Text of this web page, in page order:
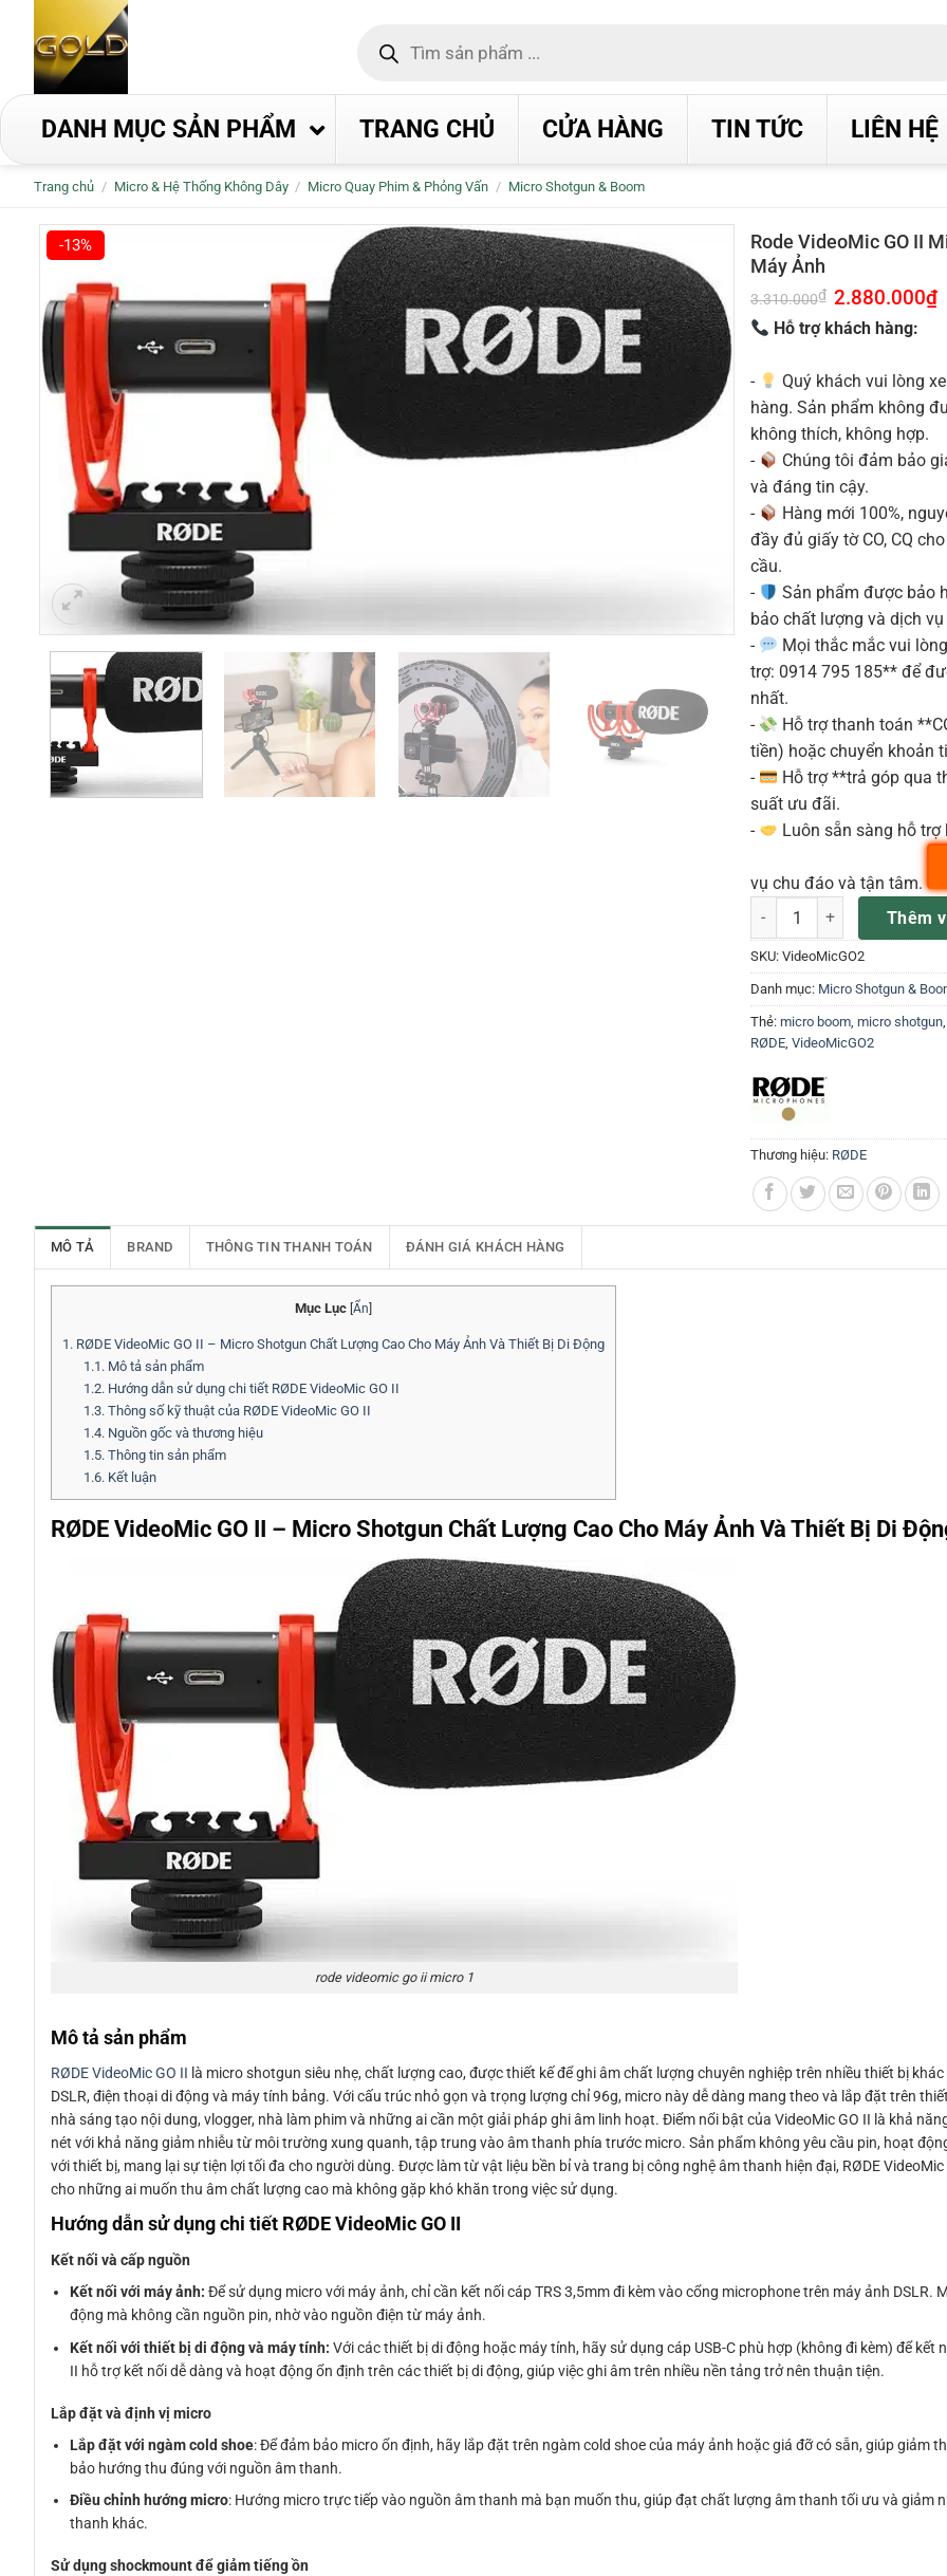
dung
kiếm
DANH MỤC SẢN PHẨM TRANG CHỦ CỬA HÀNG TIN TỨC LIÊN HỆ
Trang chủ / Micro & Hệ Thống Không Dây / Micro Quay Phim & Phỏng Vấn / Micro Shotgun & Boom
-13%
Rode VideoMic GO II
Máy Ảnh
3.310.000₫ Giá
gốc
là:
3.310.000₫.
2.880.000₫
Hỗ trợ khách hàng:
-
Quý khách vui lòng
hàng. Sản phẩm không
không thích, không hợp.
-
Chúng tôi đảm bảo
và đáng tin cậy.
-
Hàng mới 100%,
đầy đủ giấy tờ CO, CQ
cầu.
-
Sản phẩm được bảo
bảo chất lượng và dịch
-
Mọi thắc mắc vui
trợ: 0914 795 185** để
nhất.
-
Hỗ trợ thanh toán
tiền) hoặc chuyển khoản
-
Hỗ trợ **trả góp qua
suất ưu đãi.
-
Luôn sẵn sàng hỗ
vụ chu đáo và tận tâm.
Rode VideoMic GO II Micro
Thêm
SKU: VideoMicGO2
Danh mục: Micro Shotgun &
Thẻ: micro boom, micro shotgun,
RØDE, VideoMicGO2
Thương hiệu: RØDE
MÔ TẢ BRAND THÔNG TIN THANH TOÁN ĐÁNH GIÁ KHÁCH HÀNG
Mục Lục Ẩn
1. RØDE VideoMic GO II – Micro Shotgun Chất Lượng Cao Cho Máy Ảnh Và Thiết Bị Di Động
1.1.Mô tả sản phẩm
1.2.Hướng dẫn sử dụng chi tiết RØDE VideoMic GO II
1.3.Thông số kỹ thuật của RØDE VideoMic GO II
1.4.Nguồn gốc và thương hiệu
1.5.Thông tin sản phẩm
1.6.Kết luận
RØDE VideoMic GO II – Micro Shotgun Chất Lượng Cao Cho Máy Ảnh Và Thiết Bị Di
rode videomic go ii micro 1
Mô tả sản phẩm
RØDE VideoMic GO II là micro shotgun siêu nhẹ, chất lượng cao, được thiết kế để ghi âm chất lượng chuyên nghiệp trên nhiều thiết bị
DSLR, điện thoại di động và máy tính bảng. Với cấu trúc nhỏ gọn và trọng lượng chỉ 96g, micro này dễ dàng mang theo và lắp đặt trên
nhà sáng tạo nội dung, vlogger, nhà làm phim và những ai cần một giải pháp ghi âm linh hoạt. Điểm nổi bật của VideoMic GO II là khả
nét với khả năng giảm nhiễu từ môi trường xung quanh, tập trung vào âm thanh phía trước micro. Sản phẩm không yêu cầu pin, hoạt
với thiết bị, mang lại sự tiện lợi tối đa cho người dùng. Được làm từ vật liệu bền bỉ và trang bị công nghệ âm thanh hiện đại, RØDE
cho những ai muốn thu âm chất lượng cao mà không gặp khó khăn trong việc sử dụng.
Hướng dẫn sử dụng chi tiết RØDE VideoMic GO II
Kết nối và cấp nguồn
Kết nối với máy ảnh: Để sử dụng micro với máy ảnh, chỉ cần kết nối cáp TRS 3,5mm đi kèm vào cổng microphone trên máy ảnh DSLR.
động mà không cần nguồn pin, nhờ vào nguồn điện từ máy ảnh.
Kết nối với thiết bị di động và máy tính: Với các thiết bị di động hoặc máy tính, hãy sử dụng cáp USB-C phù hợp (không đi kèm) để kết
II hỗ trợ kết nối dễ dàng và hoạt động ổn định trên các thiết bị di động, giúp việc ghi âm trên nhiều nền tảng trở nên thuận tiện.
Lắp đặt và định vị micro
Lắp đặt với ngàm cold shoe: Để đảm bảo micro ổn định, hãy lắp đặt trên ngàm cold shoe của máy ảnh hoặc giá đỡ có sẵn, giúp giảm
bảo hướng thu đúng với nguồn âm thanh.
Điều chỉnh hướng micro: Hướng micro trực tiếp vào nguồn âm thanh mà bạn muốn thu, giúp đạt chất lượng âm thanh tối ưu và giảm
thanh khác.
Sử dụng shockmount để giảm tiếng ồn